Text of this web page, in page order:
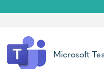
Microsoft